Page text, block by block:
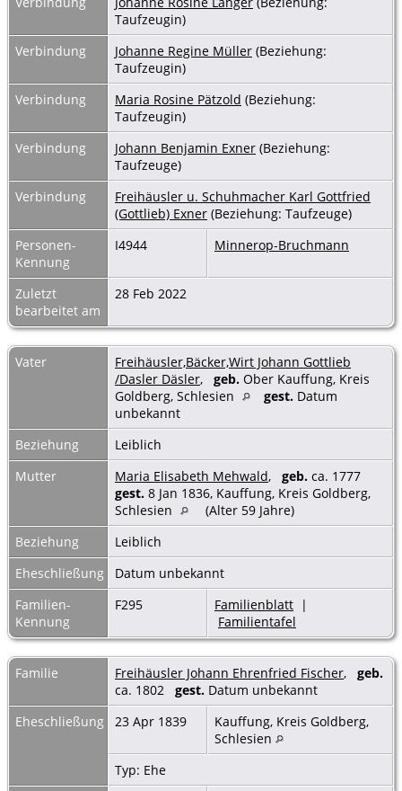
Taufzeugin)
Verbindung
Johanne Regine Müller (Beziehung:
Taufzeugin)
Verbindung
Maria Rosine Pätzold (Beziehung:
Taufzeugin)
Verbindung
Johann Benjamin Exner (Beziehung:
Taufzeuge)
Verbindung
Freihäusler u. Schuhmacher Karl Gottfried
(Gottlieb) Exner (Beziehung: Taufzeuge)
Personen-
Kennung
I4944 Minnerop-Bruchmann
Zuletzt
bearbeitet am
28 Feb 2022
Vater
Freihäusler,Bäcker,Wirt Johann Gottlieb
/Dasler Däsler, geb. Ober Kauffung, Kreis
Goldberg, Schlesien
gest. Datum
unbekannt
Beziehung
Leiblich
Mutter
Maria Elisabeth Mehwald, geb. ca. 1777
gest. 8 Jan 1836, Kauffung, Kreis Goldberg,
Schlesien
(Alter 59 Jahre)
Beziehung
Leiblich
Eheschließung
Datum unbekannt
Familien-
Kennung
F295 Familienblatt |
Familientafel
Familie Freihäusler Johann Ehrenfried Fischer, geb.
ca. 1802 gest. Datum unbekannt
Eheschließung
23 Apr 1839
Kauffung, Kreis Goldberg,
Schlesien
Typ: Ehe